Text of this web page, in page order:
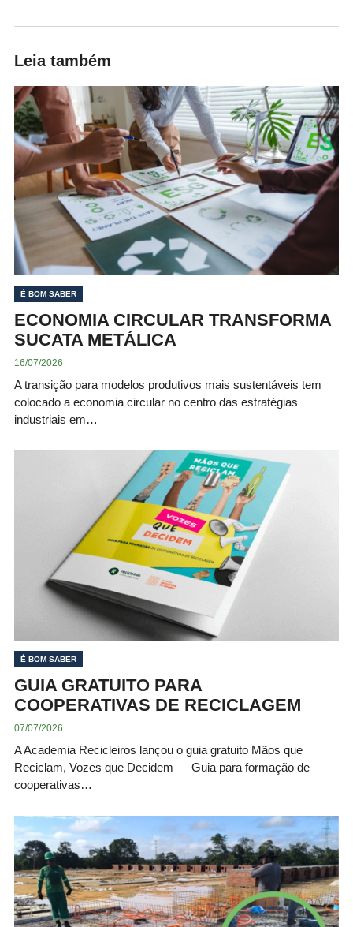
Leia também
É BOM SABER
ECONOMIA CIRCULAR TRANSFORMA
SUCATA METÁLICA
16/07/2026
A transição para modelos produtivos mais sustentáveis tem
colocado a economia circular no centro das estratégias
industriais em…
É BOM SABER
GUIA GRATUITO PARA
COOPERATIVAS DE RECICLAGEM
07/07/2026
A Academia Recicleiros lançou o guia gratuito Mãos que
Reciclam, Vozes que Decidem — Guia para formação de
cooperativas…